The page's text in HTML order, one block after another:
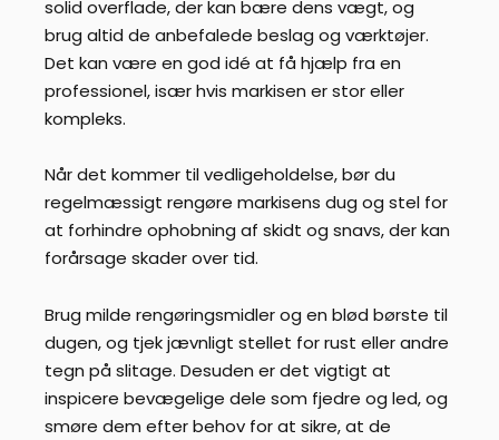
solid overflade, der kan bære dens vægt, og
brug altid de anbefalede beslag og værktøjer.
Det kan være en god idé at få hjælp fra en
professionel, især hvis markisen er stor eller
kompleks.
Når det kommer til vedligeholdelse, bør du
regelmæssigt rengøre markisens dug og stel for
at forhindre ophobning af skidt og snavs, der kan
forårsage skader over tid.
Brug milde rengøringsmidler og en blød børste til
dugen, og tjek jævnligt stellet for rust eller andre
tegn på slitage. Desuden er det vigtigt at
inspicere bevægelige dele som fjedre og led, og
smøre dem efter behov for at sikre, at de